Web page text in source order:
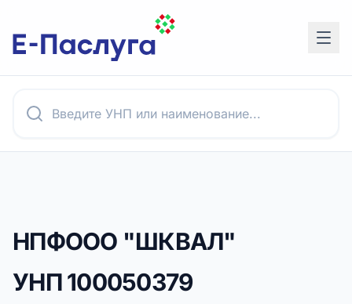
НПФООО "ШКВАЛ"
УНП100050379